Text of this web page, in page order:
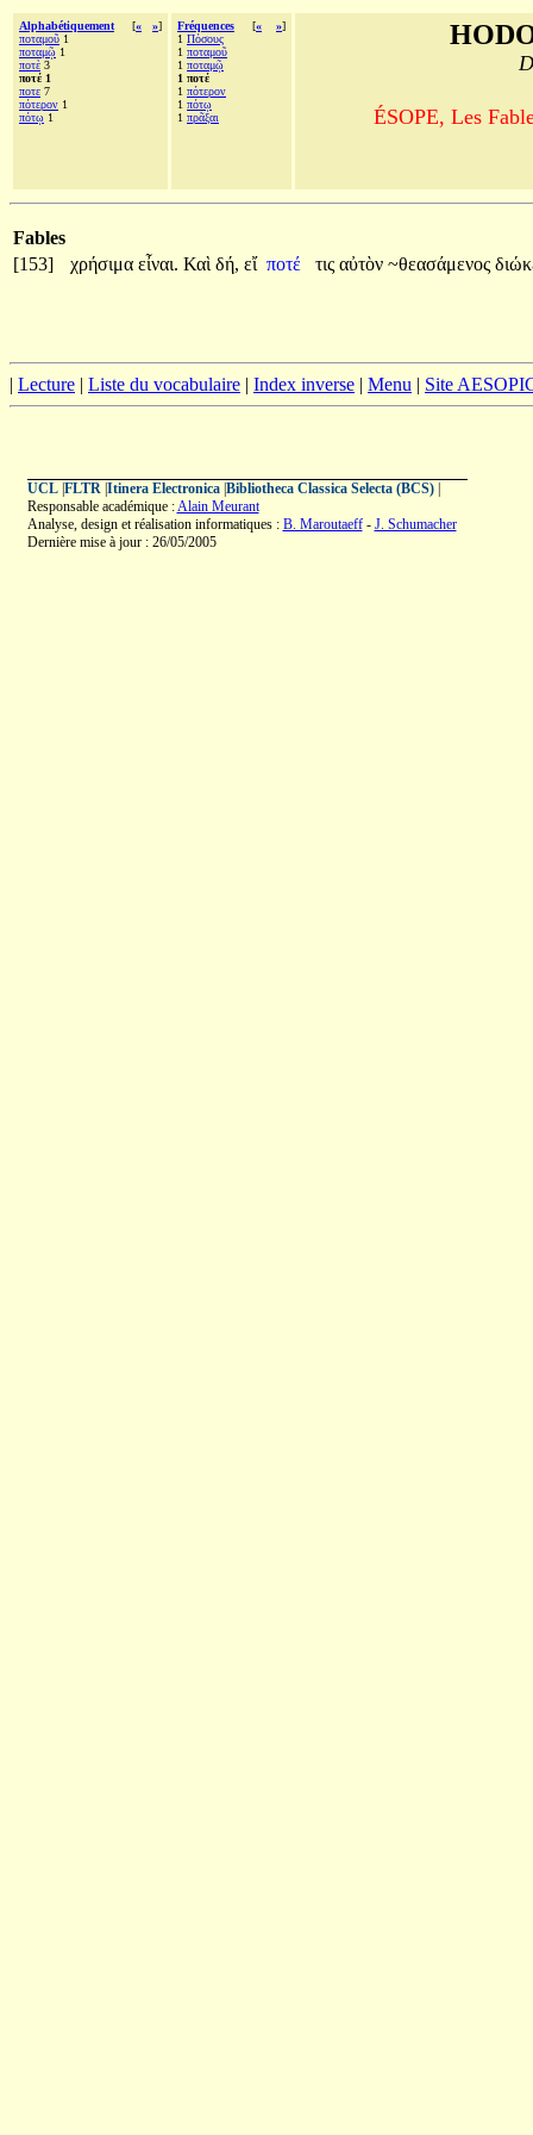
Alphabétiquement [« »]
ποταμοῦ 1
ποταμῷ 1
ποτὲ 3
ποτέ 1
ποτε 7
πότερον 1
πότῳ 1
Fréquences [« »]
1 Πόσους
1 ποταμοῦ
1 ποταμῷ
1 ποτέ
1 πότερον
1 πότῳ
1 πρᾶξαι ÉSOPE, Les
Fables
[153]
χρήσιμα εἶναι. Καὶ δή, εἴ ποτέ τις αὐτὸν ~θεασάμενος
| Lecture | Liste du vocabulaire | Index inverse | Menu | Site
UCL| FLTR| Itinera Electronica| Bibliotheca Classica Selecta (BCS)|
Responsable académique :Alain Meurant
Analyse, design et réalisation informatiques : B. Maroutaeff- J. Schumacher
Dernière mise à jour : 26/05/2005